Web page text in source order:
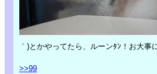
｀)とかやってたら、ルーンﾀﾝ！お大事
>>99